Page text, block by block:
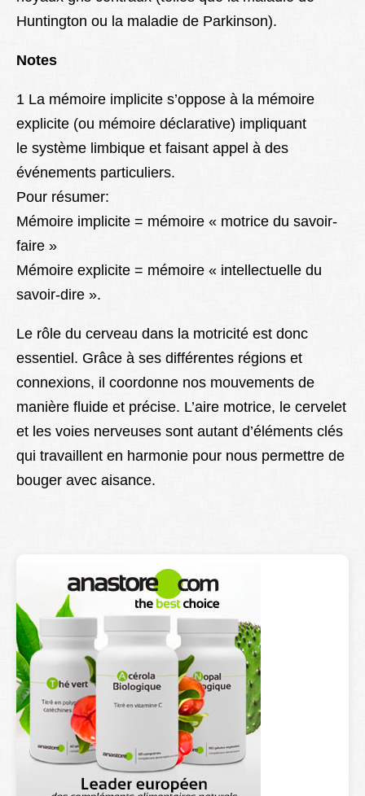
Huntington ou la maladie de Parkinson).
Notes
1 La mémoire implicite s’oppose à la mémoire
explicite (ou mémoire déclarative) impliquant
le système limbique et faisant appel à des
événements particuliers.
Pour résumer:
Mémoire implicite = mémoire « motrice du savoir-
faire »
Mémoire explicite = mémoire « intellectuelle du
savoir-dire ».
Le rôle du cerveau dans la motricité est donc
essentiel. Grâce à ses différentes régions et
connexions, il coordonne nos mouvements de
manière fluide et précise. L’aire motrice, le cervelet
et les voies nerveuses sont autant d’éléments clés
qui travaillent en harmonie pour nous permettre de
bouger avec aisance.